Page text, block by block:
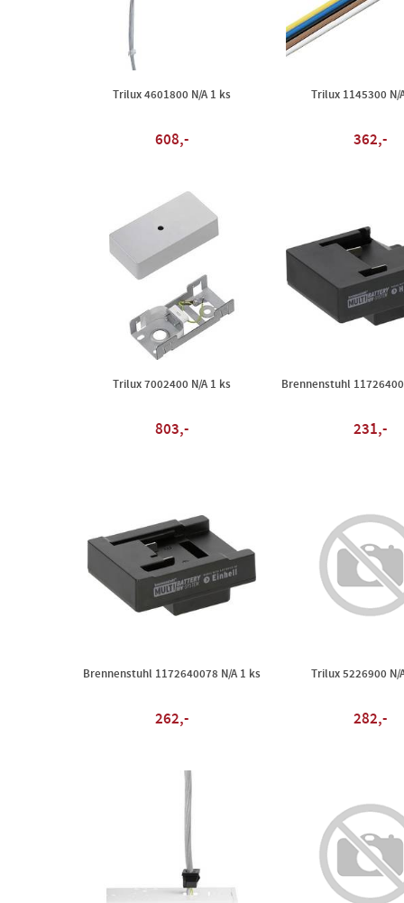
Trilux 4601800 N/A 1 ks
608,-
Trilux 1145300 N/
362,-
Trilux 7002400 N/A 1 ks
803,-
Brennenstuhl
231,-
Brennenstuhl 1172640078 N/A 1 ks
262,-
Trilux 5226900 N/
282,-